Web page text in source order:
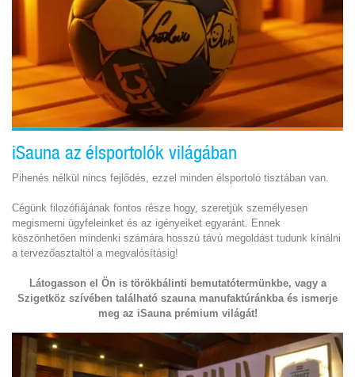
iSauna az élsportolók világában
Pihenés nélkül nincs fejlődés, ezzel minden élsportoló tisztában van.
Cégünk filozófiájának fontos része hogy, szeretjük személyesen
megismerni ügyfeleinket és az igényeiket egyaránt. Ennek
köszönhetően mindenki számára hosszú távú megoldást tudunk kínálni
a tervezőasztaltól a megvalósításig!
Látogasson el Ön is törökbálinti bemutatótermünkbe, vagy a
Szigetköz szívében található szauna manufaktúránkba és ismerje
meg az iSauna prémium világát!